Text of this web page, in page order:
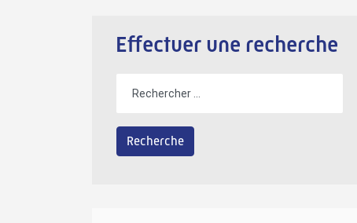
Effectuer une recherche